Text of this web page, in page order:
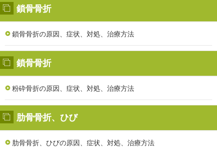
鎖骨骨折
鎖骨骨折の原因、症状、対処、治療方法
鎖骨骨折
粉砕骨折の原因、症状、対処、治療方法
肋骨骨折、ひび
肋骨骨折、ひびの原因、症状、対処、治療方法